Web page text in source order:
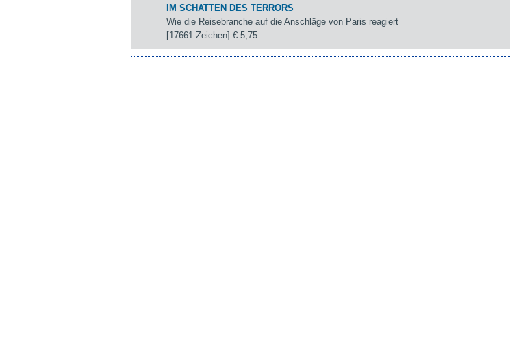
IM SCHATTEN DES TERRORS
Wie die Reisebranche auf die Anschläge von Paris reagiert
[17661 Zeichen]€ 5,75